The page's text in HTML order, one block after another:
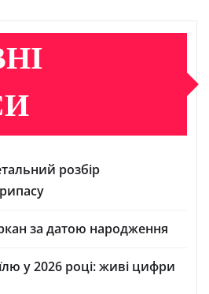
розбір
за датою народження
у 2026 році: живі цифри